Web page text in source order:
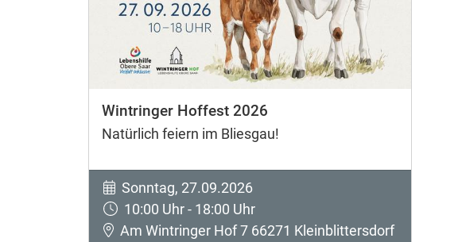
Wintringer Hoffest 2026
Natürlich feiern im Bliesgau!
Sonntag, 27.09.2026
10:00 Uhr - 18:00 Uhr
Am Wintringer Hof 7 66271 Kleinblittersdorf